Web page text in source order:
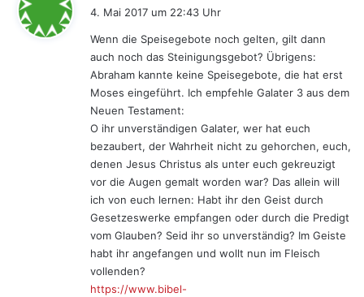
a
t
:
4. Mai 2017 um 22:43 Uhr
Wenn die Speisegebote noch gelten, gilt dann
auch noch das Steinigungsgebot? Übrigens:
Abraham kannte keine Speisegebote, die hat erst
Moses eingeführt. Ich empfehle Galater 3 aus dem
Neuen Testament:
O ihr unverständigen Galater, wer hat euch
bezaubert, der Wahrheit nicht zu gehorchen, euch,
denen Jesus Christus als unter euch gekreuzigt
vor die Augen gemalt worden war? Das allein will
ich von euch lernen: Habt ihr den Geist durch
Gesetzeswerke empfangen oder durch die Predigt
vom Glauben? Seid ihr so unverständig? Im Geiste
habt ihr angefangen und wollt nun im Fleisch
vollenden?
https://www.bibel-